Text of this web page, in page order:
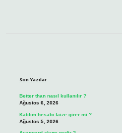
Son Yazılar
Better than nasıl kullanılır ?
Ağustos 6, 2026
Katılım hesabı faize girer mi ?
Ağustos 5, 2026